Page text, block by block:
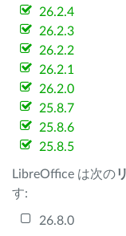
26.2.4
26.2.3
26.2.2
26.2.1
26.2.0
25.8.7
25.8.6
25.8.5
LibreOffice は次の
す:
26.8.0